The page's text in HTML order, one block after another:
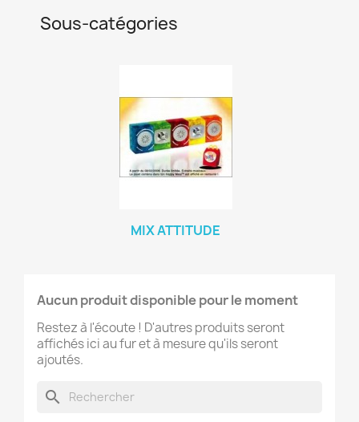
Sous-catégories
MIX ATTITUDE
Aucun produit disponible pour le moment
Restez à l'écoute ! D'autres produits seront
affichés ici au fur et à mesure qu'ils seront
ajoutés.
search